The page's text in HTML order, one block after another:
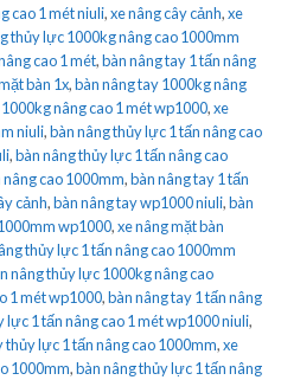
cao 1 mét niuli,xe nâng cây cảnh,xe
thủy lực 1000kg nâng cao 1000mm
cao 1 mét,bàn nâng tay 1 tấn nâng
bàn 1x,bàn nâng tay 1000kg nâng
nâng cao 1 mét wp1000,xe
niuli,bàn nâng thủy lực 1 tấn nâng cao
,bàn nâng thủy lực 1 tấn nâng cao
cao 1000mm,bàn nâng tay 1 tấn
cảnh,bàn nâng tay wp1000 niuli,bàn
wp1000,xe nâng mặt bàn
thủy lực 1 tấn nâng cao 1000mm
nâng thủy lực 1000kg nâng cao
1 mét wp1000,bàn nâng tay 1 tấn nâng
lực 1 tấn nâng cao 1 mét wp1000 niuli,
thủy lực 1 tấn nâng cao 1000mm,xe
1000mm,bàn nâng thủy lực 1 tấn nâng